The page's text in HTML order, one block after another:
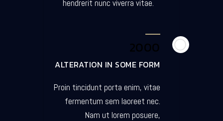
hendrerit nunc viverra vitae.
2000
ALTERATION IN SOME FORM
Proin tincidunt porta enim, vitae
fermentum sem laoreet nec.
Nam ut lorem posuere,